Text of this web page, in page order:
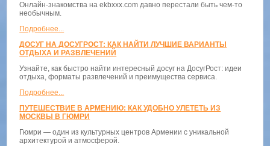
Онлайн-знакомства на ekbxxx.com давно перестали быть чем-то
необычным.
Подробнее...
ДОСУГ НА ДОСУГРОСТ: КАК НАЙТИ ЛУЧШИЕ ВАРИАНТЫ
ОТДЫХА И РАЗВЛЕЧЕНИЙ
Узнайте, как быстро найти интересный досуг на ДосугРост: идеи
отдыха, форматы развлечений и преимущества сервиса.
Подробнее...
ПУТЕШЕСТВИЕ В АРМЕНИЮ: КАК УДОБНО УЛЕТЕТЬ ИЗ
МОСКВЫ В ГЮМРИ
Гюмри — один из культурных центров Армении с уникальной
архитектурой и атмосферой.